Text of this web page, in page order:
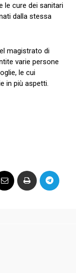
le cure dei sanitari
dalla stessa
magistrato di
varie persone
le cui
in più aspetti.